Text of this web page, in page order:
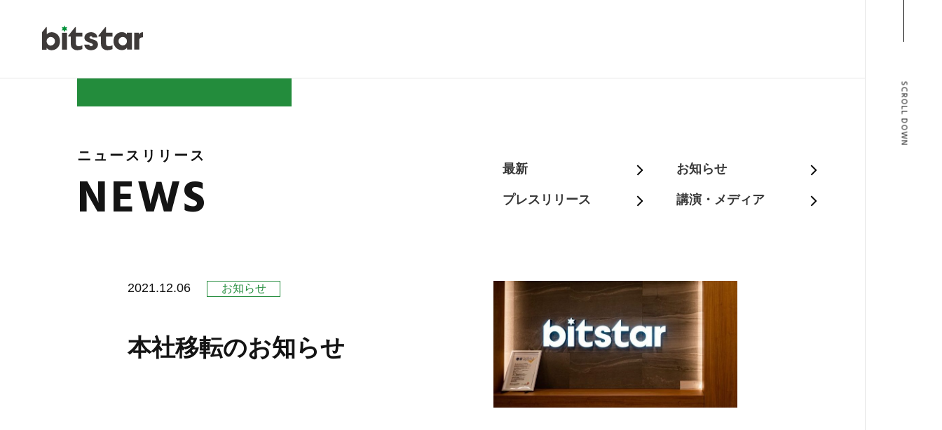
SCROLL DOWN
NEWS
BUSINESS
RECRUIT
CONTACT US
サイトマップ
約款
ニュースリリース
NEWS 最新 お知らせ
プレスリリース 講演・メディア
2021.12.06 お知らせ
本社移転のお知らせ